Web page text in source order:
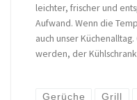
leichter, frischer und
Aufwand. Wenn die
auch unser
werden, der
Gerüche Grill